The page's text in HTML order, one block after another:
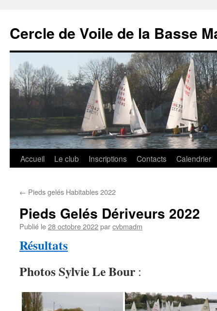
Cercle de Voile de la Basse
Aller
contenu
Accueil Le club Inscriptions Contacts Calendrier
← Pieds gelés Habitables 2022
Pieds Gelés Dériveurs 2022
Publié le28 octobre 2022parcvbmadm
Résultats
Photos Sylvie Le Bour :